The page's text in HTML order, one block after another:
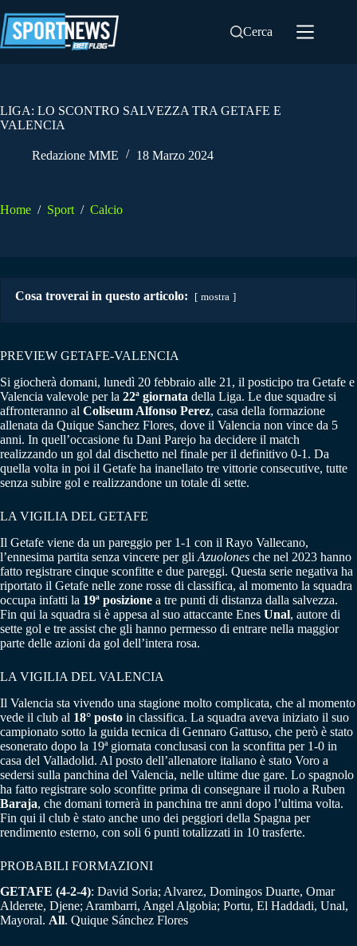
al
contenuto
Cerca
LIGA: LO SCONTRO SALVEZZA TRA GETAFE E
VALENCIA
Redazione MME 18 Marzo 2024
Home / Sport / Calcio
Cosa troverai in questo articolo: mostra
PREVIEW GETAFE-VALENCIA
Si giocherà domani, lunedì 20 febbraio alle 21, il posticipo tra Getafe e
Valencia valevole per la 22ª giornata della Liga. Le due squadre si
affronteranno al Coliseum Alfonso Perez, casa della formazione
allenata da Quique Sanchez Flores, dove il Valencia non vince da 5
anni. In quell’occasione fu Dani Parejo ha decidere il match
realizzando un gol dal dischetto nel finale per il definitivo 0-1. Da
quella volta in poi il Getafe ha inanellato tre vittorie consecutive, tutte
senza subire gol e realizzandone un totale di sette.
LA VIGILIA DEL GETAFE
Il Getafe viene da un pareggio per 1-1 con il Rayo Vallecano,
l’ennesima partita senza vincere per gli Azuolones che nel 2023 hanno
fatto registrare cinque sconfitte e due pareggi. Questa serie negativa ha
riportato il Getafe nelle zone rosse di classifica, al momento la squadra
occupa infatti la 19ª posizione a tre punti di distanza dalla salvezza.
Fin qui la squadra si è appesa al suo attaccante Enes Unal, autore di
sette gol e tre assist che gli hanno permesso di entrare nella maggior
parte delle azioni da gol dell’intera rosa.
LA VIGILIA DEL VALENCIA
Il Valencia sta vivendo una stagione molto complicata, che al momento
vede il club al 18° posto in classifica. La squadra aveva iniziato il suo
campionato sotto la guida tecnica di Gennaro Gattuso, che però è stato
esonerato dopo la 19ª giornata conclusasi con la sconfitta per 1-0 in
casa del Valladolid. Al posto dell’allenatore italiano è stato Voro a
sedersi sulla panchina del Valencia, nelle ultime due gare. Lo spagnolo
ha fatto registrare solo sconfitte prima di consegnare il ruolo a Ruben
Baraja, che domani tornerà in panchina tre anni dopo l’ultima volta.
Fin qui il club è stato anche uno dei peggiori della Spagna per
rendimento esterno, con soli 6 punti totalizzati in 10 trasferte.
PROBABILI FORMAZIONI
GETAFE (4-2-4): David Soria; Alvarez, Domingos Duarte, Omar
Alderete, Djene; Arambarri, Angel Algobia; Portu, El Haddadi, Unal,
Mayoral. All. Quique Sánchez Flores